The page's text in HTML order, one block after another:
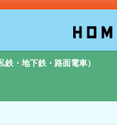
鉄・地下鉄・路面電車）